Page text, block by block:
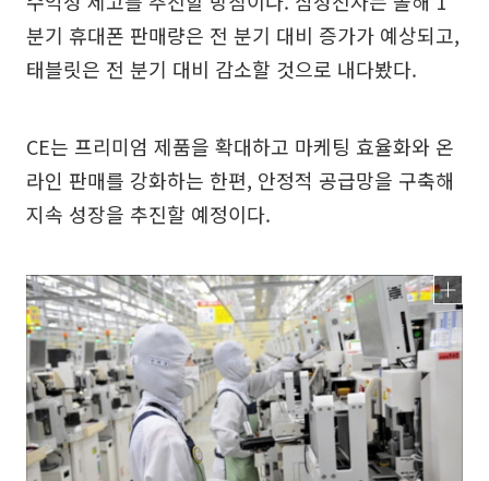
분기 휴대폰 판매량은 전 분기 대비 증가가 예상되고,
태블릿은 전 분기 대비 감소할 것으로 내다봤다.
CE는 프리미엄 제품을 확대하고 마케팅 효율화와 온
라인 판매를 강화하는 한편, 안정적 공급망을 구축해
지속 성장을 추진할 예정이다.